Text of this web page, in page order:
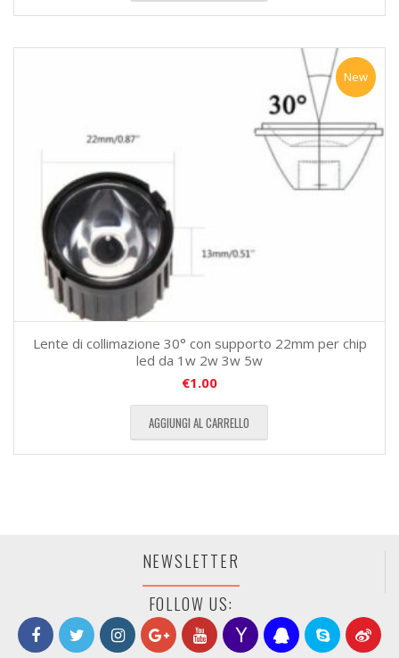
New
Lente di collimazione 30° con supporto 22mm per chip
led da 1w 2w 3w 5w
€1.00
AGGIUNGI AL CARRELLO
NEWSLETTER
FOLLOW US: